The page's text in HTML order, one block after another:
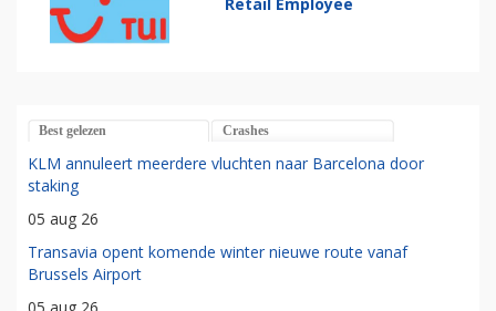
Best gelezen Crashes
KLM annuleert meerdere vluchten naar Barcelona door
staking
05 aug 26
Transavia opent komende winter nieuwe route vanaf
Brussels Airport